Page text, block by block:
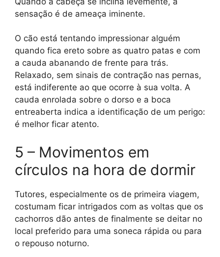
sensação é de ameaça iminente.
O cão está tentando impressionar alguém
quando fica ereto sobre as quatro patas e com
a cauda abanando de frente para trás.
Relaxado, sem sinais de contração nas pernas,
está indiferente ao que ocorre à sua volta. A
cauda enrolada sobre o dorso e a boca
entreaberta indica a identificação de um perigo:
é melhor ficar atento.
5 – Movimentos em
círculos na hora de dormir
Tutores, especialmente os de primeira viagem,
costumam ficar intrigados com as voltas que os
cachorros dão antes de finalmente se deitar no
local preferido para uma soneca rápida ou para
o repouso noturno.